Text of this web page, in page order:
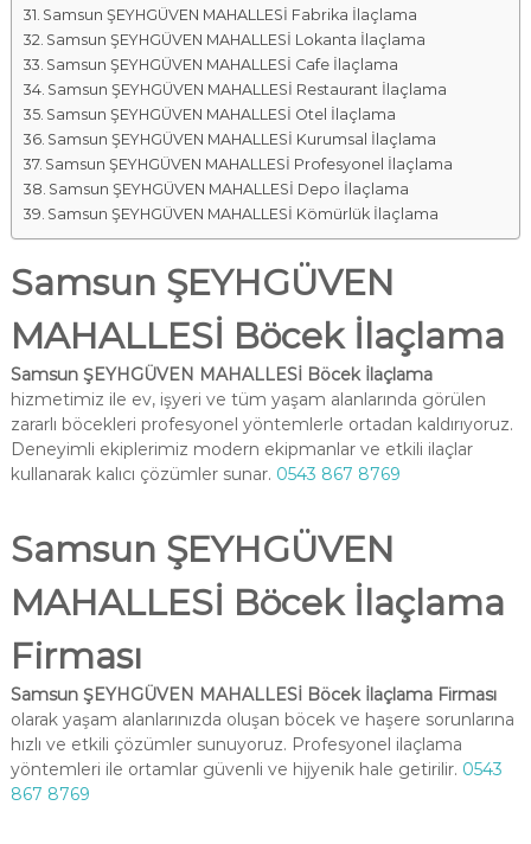
Samsun ŞEYHGÜVEN MAHALLESİ Fabrika İlaçlama
Samsun ŞEYHGÜVEN MAHALLESİ Lokanta İlaçlama
Samsun ŞEYHGÜVEN MAHALLESİ Cafe İlaçlama
Samsun ŞEYHGÜVEN MAHALLESİ Restaurant İlaçlama
Samsun ŞEYHGÜVEN MAHALLESİ Otel İlaçlama
Samsun ŞEYHGÜVEN MAHALLESİ Kurumsal İlaçlama
Samsun ŞEYHGÜVEN MAHALLESİ Profesyonel İlaçlama
Samsun ŞEYHGÜVEN MAHALLESİ Depo İlaçlama
Samsun ŞEYHGÜVEN MAHALLESİ Kömürlük İlaçlama
Samsun ŞEYHGÜVEN
MAHALLESİ Böcek İlaçlama
Samsun ŞEYHGÜVEN MAHALLESİ Böcek İlaçlama
hizmetimiz ile ev, işyeri ve tüm yaşam alanlarında görülen
zararlı böcekleri profesyonel yöntemlerle ortadan kaldırıyoruz.
Deneyimli ekiplerimiz modern ekipmanlar ve etkili ilaçlar
kullanarak kalıcı çözümler sunar. 0543 867 8769
Samsun ŞEYHGÜVEN
MAHALLESİ Böcek İlaçlama
Firması
Samsun ŞEYHGÜVEN MAHALLESİ Böcek İlaçlama Firması
olarak yaşam alanlarınızda oluşan böcek ve haşere sorunlarına
hızlı ve etkili çözümler sunuyoruz. Profesyonel ilaçlama
yöntemleri ile ortamlar güvenli ve hijyenik hale getirilir. 0543
867 8769